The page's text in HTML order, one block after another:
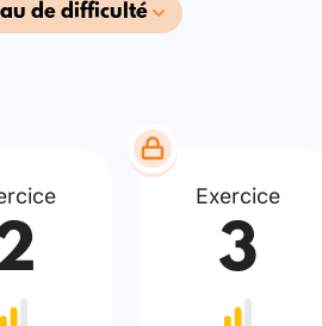
de difficulté
Exercice
3